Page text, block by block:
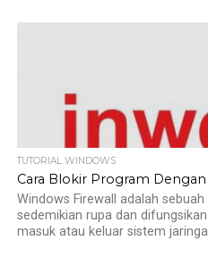
TUTORIAL WINDOWS
Cara Blokir Program
Windows Firewall adalah
sedemikian rupa dan
masuk atau keluar sistem